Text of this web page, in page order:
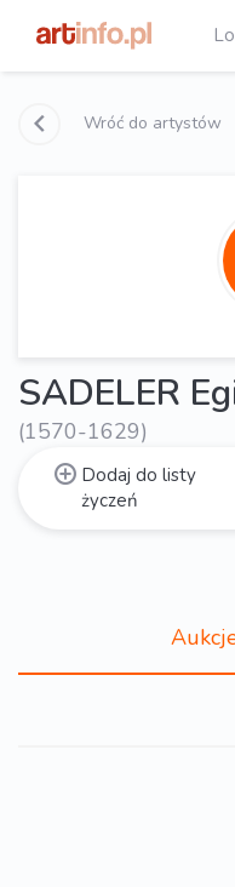
Wróć do artystów
SADELER
(1570-1629)
Dodaj do listy
życzeń